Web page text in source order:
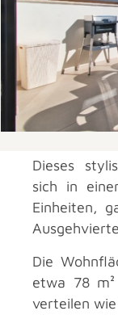
Dieses
sich in
Einheiten,
Die
etwa 78
verteilen